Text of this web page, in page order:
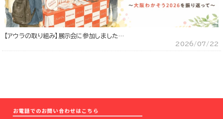
【アウラの取り組み】展示会に参加しました…
2026/07/22